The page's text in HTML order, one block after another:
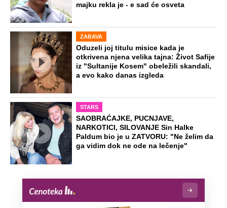
majku rekla je - e sad će osveta
ZABAVA
Oduzeli joj titulu misice kada je
otkrivena njena velika tajna: Život Safije
iz "Sultanije Kosem" obeležili skandali,
a evo kako danas izgleda
STARS
SAOBRAĆAJKE, PUCNJAVE,
NARKOTICI, SILOVANJE Sin Halke
Paldum bio je u ZATVORU: "Ne želim da
ga vidim dok ne ode na lečenje"